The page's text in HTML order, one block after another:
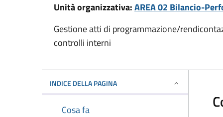
Unità organizzativa:AREA 02 Bilancio-
Gestione atti di programmazione/
controlli interni
INDICE DELLA PAGINA
Cosa fa